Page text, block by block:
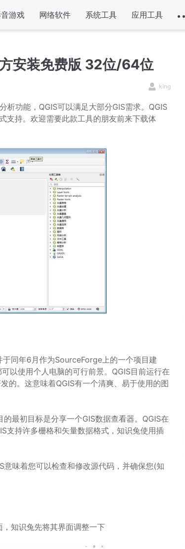
游戏 网络软件 系统工具 应用工具
安装免费版 32位/64位
king
析功能，QGIS可以满足大部分GIS需求。QGIS
支持。欢迎需要此款工具的朋友前来下载体
同年6月作为SourceForge上的一个项目建
以使用个人电脑的可行前景。QGIS目前运行在
的。这意味着QGIS有一个清爽、易于使用的图
最初目标是分享一个GIS数据查看器。QGIS在
支持许多栅格和矢量数据格式，知识兔使用插
味着您可以检查和修改源代码，并确保您(知
知识兔先将其界面调整一下